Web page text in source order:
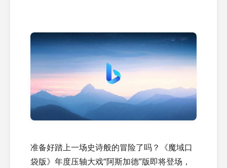
准备好踏上一场史诗般的冒险了吗？《魔域口
袋版》年度压轴大戏“阿斯加德”版即将登场，